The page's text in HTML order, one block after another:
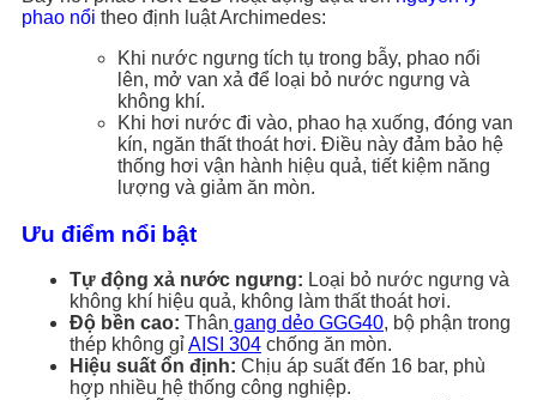
phao nổi theo định luật Archimedes:
Khi nước ngưng tích tụ trong bẫy, phao nổi
lên, mở van xả để loại bỏ nước ngưng và
không khí.
Khi hơi nước đi vào, phao hạ xuống, đóng van
kín, ngăn thất thoát hơi. Điều này đảm bảo hệ
thống hơi vận hành hiệu quả, tiết kiệm năng
lượng và giảm ăn mòn.
Ưu điểm nổi bật
Tự động xả nước ngưng: Loại bỏ nước ngưng và
không khí hiệu quả, không làm thất thoát hơi.
Độ bền cao: Thân gang dẻo GGG40, bộ phận trong
thép không gỉAISI 304 chống ăn mòn.
Hiệu suất ổn định: Chịu áp suất đến 16 bar, phù
hợp nhiều hệ thống công nghiệp.